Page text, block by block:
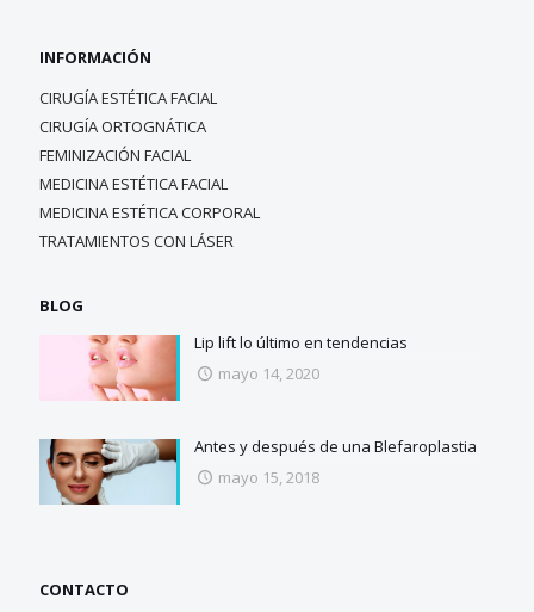
INFORMACIÓN
CIRUGÍA ESTÉTICA FACIAL
CIRUGÍA ORTOGNÁTICA
FEMINIZACIÓN FACIAL
MEDICINA ESTÉTICA FACIAL
MEDICINA ESTÉTICA CORPORAL
TRATAMIENTOS CON LÁSER
BLOG
Lip lift lo último en tendencias
mayo 14, 2020
Antes y después de una Blefaroplastia
mayo 15, 2018
CONTACTO